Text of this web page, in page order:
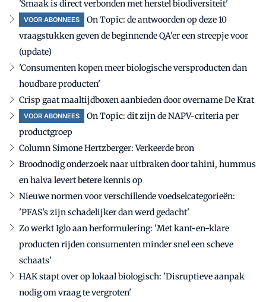
'Smaak is direct verbonden met herstel biodiversiteit'
VOOR ABONNEES
On Topic: de antwoorden op deze 10
vraagstukken geven de beginnende QA'er een streepje voor
(update)
'Consumenten kopen meer biologische versproducten dan
houdbare producten'
Crisp gaat maaltijdboxen aanbieden door overname De Krat
VOOR ABONNEES
On Topic: dit zijn de NAPV-criteria per
productgroep
Column Simone Hertzberger: Verkeerde bron
Broodnodig onderzoek naar uitbraken door tahini, hummus
en halva levert betere kennis op
Nieuwe normen voor verschillende voedselcategorieën:
'PFAS's zijn schadelijker dan werd gedacht'
Zo werkt Iglo aan herformulering: 'Met kant-en-klare
producten rijden consumenten minder snel een scheve
schaats'
HAK stapt over op lokaal biologisch: 'Disruptieve aanpak
nodig om vraag te vergroten'